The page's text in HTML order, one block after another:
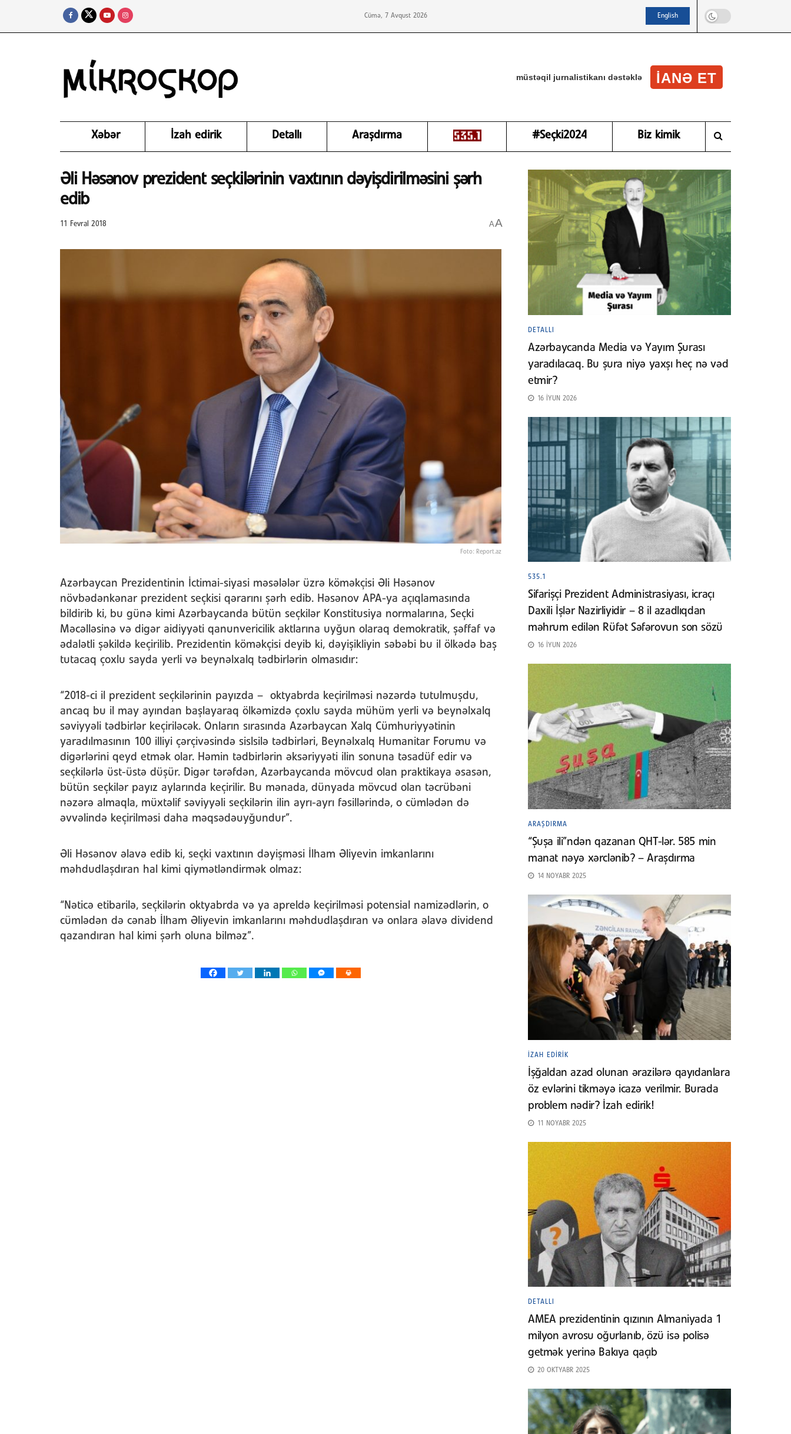
Cümə, 7 Avqust 2026 English
müstəqil jurnalistikanı dəstəklə IANƏ ET
Xəbər İzah edirik Detallı Araşdırma #Seçki2024 Biz kimik
Əli Həsənov prezident seçkilərinin vaxtının dəyişdirilməsini şərh
edib
11 Fevral 2018 AA
Foto: Report.az
Azərbaycan Prezidentinin İctimai-siyasi məsələlər üzrə köməkçisi Əli Həsənov
növbədənkənar prezident seçkisi qərarını şərh edib. Həsənov APA-ya açıqlamasında
bildirib ki, bu günə kimi Azərbaycanda bütün seçkilər Konstitusiya normalarına, Seçki
Məcəlləsinə və digər aidiyyəti qanunvericilik aktlarına uyğun olaraq demokratik, şəffaf və
ədalətli şəkildə keçirilib. Prezidentin köməkçisi deyib ki, dəyişikliyin səbəbi bu il ölkədə baş
tutacaq çoxlu sayda yerli və beynəlxalq tədbirlərin olmasıdır:
“2018-ci il prezident seçkilərinin payızda – oktyabrda keçirilməsi nəzərdə tutulmuşdu,
ancaq bu il may ayından başlayaraq ölkəmizdə çoxlu sayda mühüm yerli və beynəlxalq
səviyyəli tədbirlər keçiriləcək. Onların sırasında Azərbaycan Xalq Cümhuriyyətinin
yaradılmasının 100 illiyi çərçivəsində sislsilə tədbirləri, Beynəlxalq Humanitar Forumu və
digərlərini qeyd etmək olar. Həmin tədbirlərin əksəriyyəti ilin sonuna təsadüf edir və
seçkilərlə üst-üstə düşür. Digər tərəfdən, Azərbaycanda mövcud olan praktikaya əsasən,
bütün seçkilər payız aylarında keçirilir. Bu mənada, dünyada mövcud olan təcrübəni
nəzərə almaqla, müxtəlif səviyyəli seçkilərin ilin ayrı-ayrı fəsillərində, o cümlədən də
əvvəlində keçirilməsi daha məqsədəuyğundur”.
Əli Həsənov əlavə edib ki, seçki vaxtının dəyişməsi İlham Əliyevin imkanlarını
məhdudlaşdıran hal kimi qiymətləndirmək olmaz:
“Nəticə etibarilə, seçkilərin oktyabrda və ya apreldə keçirilməsi potensial namizədlərin, o
cümlədən də cənab İlham Əliyevin imkanlarını məhdudlaşdıran və onlara əlavə dividend
qazandıran hal kimi şərh oluna bilməz”.
DETALLI
Azərbaycanda Media və Yayım Şurası
yaradılacaq. Bu şura niyə yaxşı heç nə vəd
etmir?
16 İYUN 2026
535.1
Sifarişçi Prezident Administrasiyası, icraçı
Daxili İşlər Nazirliyidir – 8 il azadlıqdan
məhrum edilən Rüfət Səfərovun son sözü
16 İYUN 2026
ARAŞDIRMA
“Şuşa ili”ndən qazanan QHT-lər. 585 min
manat nəyə xərclənib? – Araşdırma
14 NOYABR 2025
İZAH EDIRIK
İşğaldan azad olunan ərazilərə qayıdanlara
öz evlərini tikməyə icazə verilmir. Burada
problem nədir? İzah edirik!
11 NOYABR 2025
DETALLI
AMEA prezidentinin qızının Almaniyada 1
milyon avrosu oğurlanıb, özü isə polisə
getmək yerinə Bakıya qaçıb
20 OKTYABR 2025